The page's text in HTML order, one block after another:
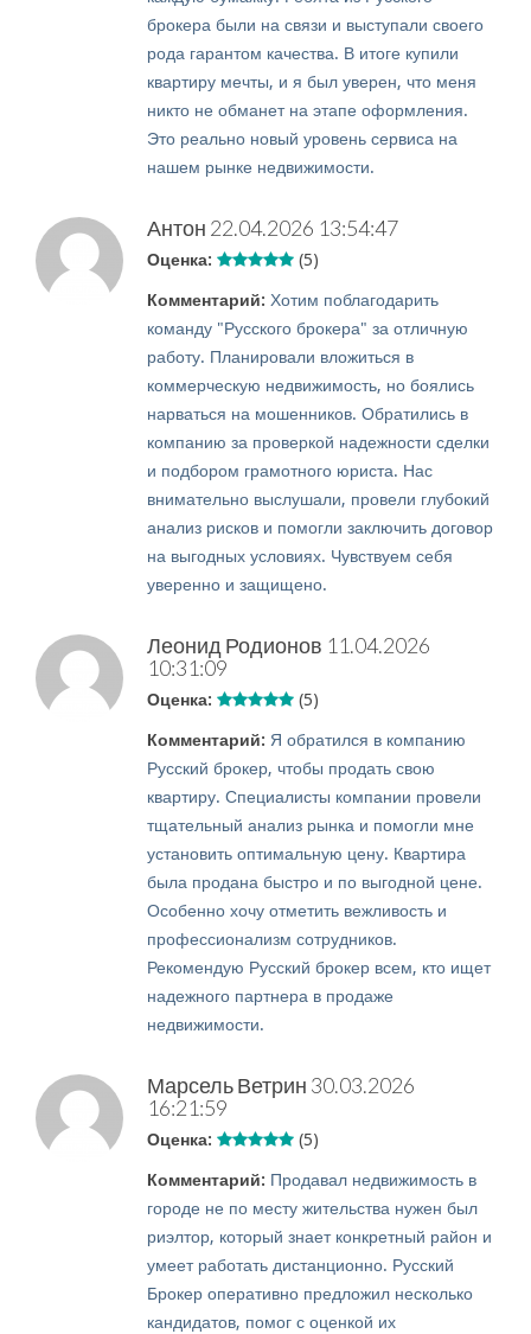
брокера были на связи и выступали своего
рода гарантом качества. В итоге купили
квартиру мечты, и я был уверен, что меня
никто не обманет на этапе оформления.
Это реально новый уровень сервиса на
нашем рынке недвижимости.
Антон 22.04.2026 13:54:47
Оценка: (5)
Комментарий: Хотим поблагодарить
команду "Русского брокера" за отличную
работу. Планировали вложиться в
коммерческую недвижимость, но боялись
нарваться на мошенников. Обратились в
компанию за проверкой надежности сделки
и подбором грамотного юриста. Нас
внимательно выслушали, провели глубокий
анализ рисков и помогли заключить договор
на выгодных условиях. Чувствуем себя
уверенно и защищено.
Леонид Родионов 11.04.2026
10:31:09
Оценка: (5)
Комментарий: Я обратился в компанию
Русский брокер, чтобы продать свою
квартиру. Специалисты компании провели
тщательный анализ рынка и помогли мне
установить оптимальную цену. Квартира
была продана быстро и по выгодной цене.
Особенно хочу отметить вежливость и
профессионализм сотрудников.
Рекомендую Русский брокер всем, кто ищет
надежного партнера в продаже
недвижимости.
Марсель Ветрин 30.03.2026
16:21:59
Оценка: (5)
Комментарий: Продавал недвижимость в
городе не по месту жительства нужен был
риэлтор, который знает конкретный район и
умеет работать дистанционно. Русский
Брокер оперативно предложил несколько
кандидатов, помог с оценкой их